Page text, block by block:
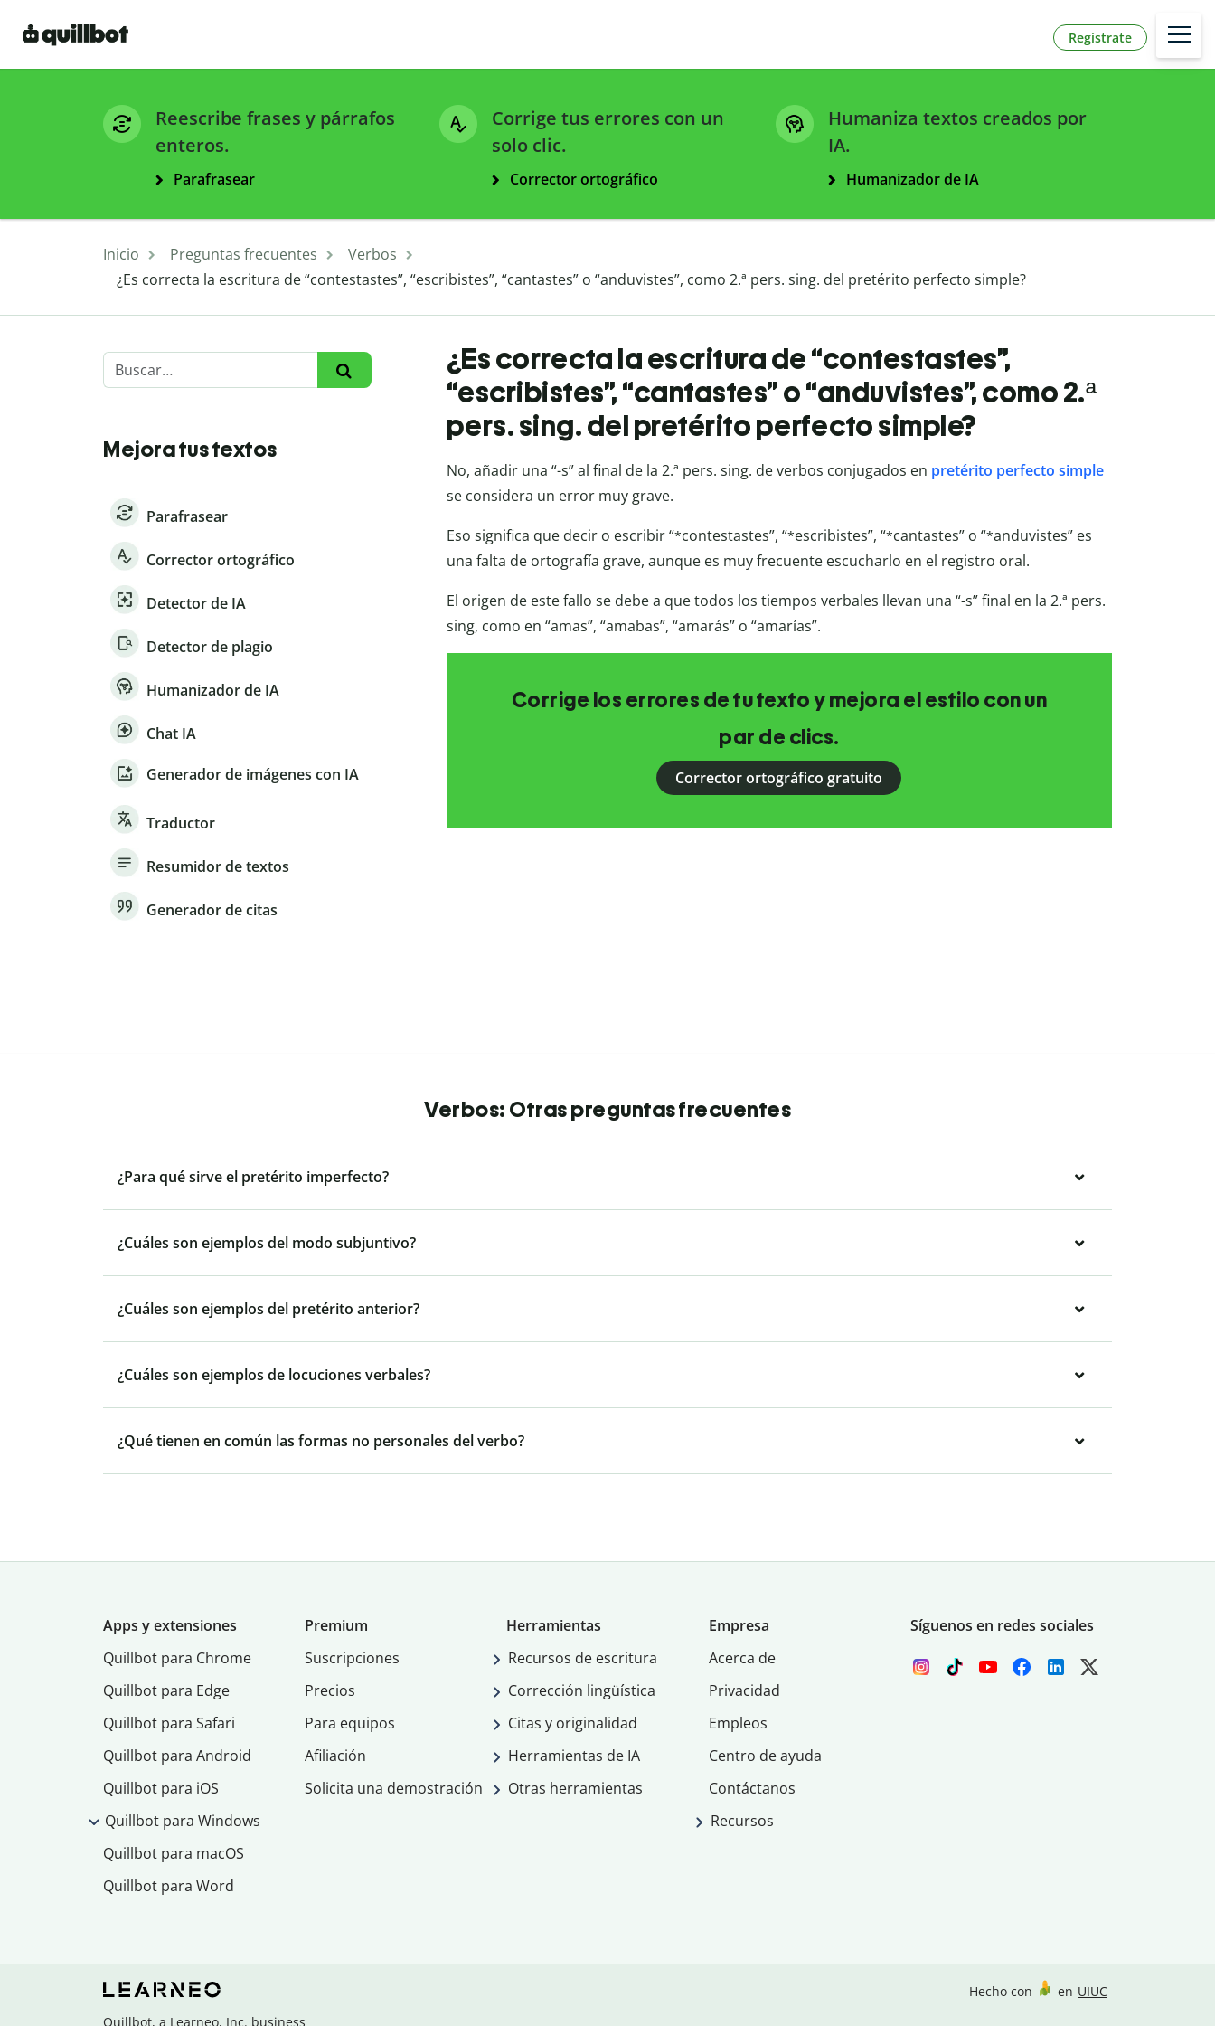
Regístrate
Reescribe frases y párrafos
enteros.
Parafrasear
Corrige tus errores con un
solo clic.
Corrector ortográfico
Humaniza textos creados por
IA.
Humanizador de IA
Inicio Preguntas frecuentes
Verbos
¿Es correcta la escritura de “contestastes”, “escribistes”, “cantastes” o “anduvistes”, como 2.ª pers. sing. del pretérito perfecto simple?
Mejora tus textos
Parafrasear
Corrector ortográfico
Detector de IA
Detector de plagio
Humanizador de IA
Chat IA
Generador de imágenes con IA
Traductor
Resumidor de textos
Generador de citas
¿Es correcta la escritura de “contestastes”,
“escribistes”, “cantastes” o “anduvistes”, como 2.ª
pers. sing. del pretérito perfecto simple?
No, añadir una “-s” al final de la 2.ª pers. sing. de verbos conjugados en pretérito perfecto simple
se considera un error muy grave.
Eso significa que decir o escribir “*contestastes”, “*escribistes”, “*cantastes” o “*anduvistes” es
una falta de ortografía grave, aunque es muy frecuente escucharlo en el registro oral.
El origen de este fallo se debe a que todos los tiempos verbales llevan una “-s” final en la 2.ª pers.
sing, como en “amas”, “amabas”, “amarás” o “amarías”.
Corrige los errores de tu texto y mejora el estilo con un
par de clics.
Corrector ortográfico gratuito
Verbos: Otras preguntas frecuentes
¿Para qué sirve el pretérito imperfecto?
¿Cuáles son ejemplos del modo subjuntivo?
¿Cuáles son ejemplos del pretérito anterior?
¿Cuáles son ejemplos de locuciones verbales?
¿Qué tienen en común las formas no personales del verbo?
Apps y extensiones
Quillbot para Chrome
Quillbot para Edge
Quillbot para Safari
Quillbot para Android
Quillbot para iOS
Quillbot para Windows
Quillbot para macOS
Quillbot para Word
Premium
Suscripciones
Precios
Para equipos
Afiliación
Solicita una demostración
Herramientas
Recursos de escritura
Corrección lingüística
Citas y originalidad
Herramientas de IA
Otras herramientas
Empresa
Acerca de
Privacidad
Empleos
Centro de ayuda
Contáctanos
Recursos
Síguenos en redes sociales
Quillbot, a Learneo, Inc. business
Hecho con en UIUC